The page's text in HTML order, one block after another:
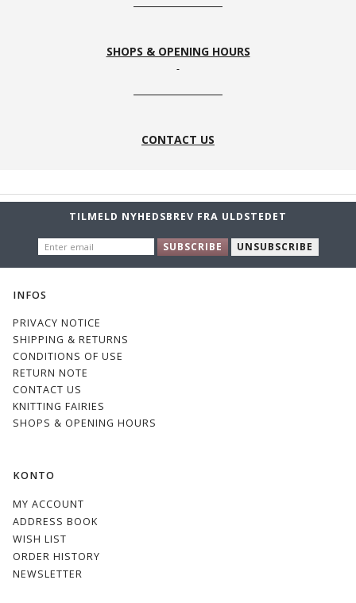
SHOPS & OPENING HOURS
CONTACT US
TILMELD NYHEDSBREV FRA ULDSTEDET
EMAIL
SUBSCRIBE UNSUBSCRIBE
INFOS
PRIVACY NOTICE
SHIPPING & RETURNS
CONDITIONS OF USE
RETURN NOTE
CONTACT US
KNITTING FAIRIES
SHOPS & OPENING HOURS
KONTO
MY ACCOUNT
ADDRESS BOOK
WISH LIST
ORDER HISTORY
NEWSLETTER